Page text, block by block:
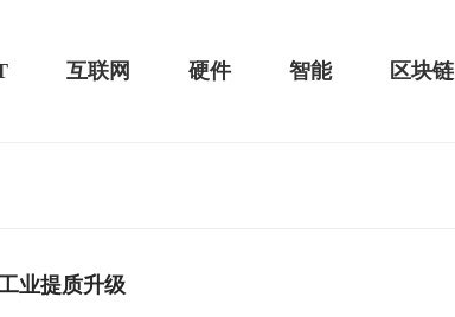
互联网 硬件 智能 区块链
业提质升级
华为MateBook 13 2020款评测：超值的2K触控全面